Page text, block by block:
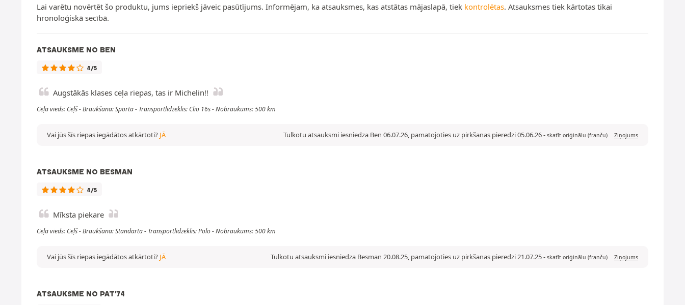
Lai varētu novērtēt šo produktu, jums iepriekš jāveic pasūtījums. Informējam, ka atsauksmes, kas atstātas mājaslapā, tiek kontrolētas. Atsauksmes tiek kārtotas tikai
hronoloģiskā secībā.
ATSAUKSME NO BEN
4/5
Augstākās klases ceļa riepas, tas ir Michelin!!
Ceļa vieds: Ceļš - Braukšana: Sporta - Transportlīdzeklis: Clio 16s - Nobraukums: 500 km
Tulkotu atsauksmi iesniedza Ben 06.07.26, pamatojoties uz pirkšanas pieredzi 05.06.26- skatīt oriģinālu (franču) Ziņojums
Vai jūs šīs riepas iegādātos atkārtoti? JĀ
ATSAUKSME NO BESMAN
4/5
Mīksta piekare
Ceļa vieds: Ceļš - Braukšana: Standarta - Transportlīdzeklis: Polo - Nobraukums: 500 km
Tulkotu atsauksmi iesniedza Besman 20.08.25, pamatojoties uz pirkšanas pieredzi 21.07.25- skatīt oriģinālu (franču) Ziņojums
Vai jūs šīs riepas iegādātos atkārtoti? JĀ
ATSAUKSME NO PAT'74